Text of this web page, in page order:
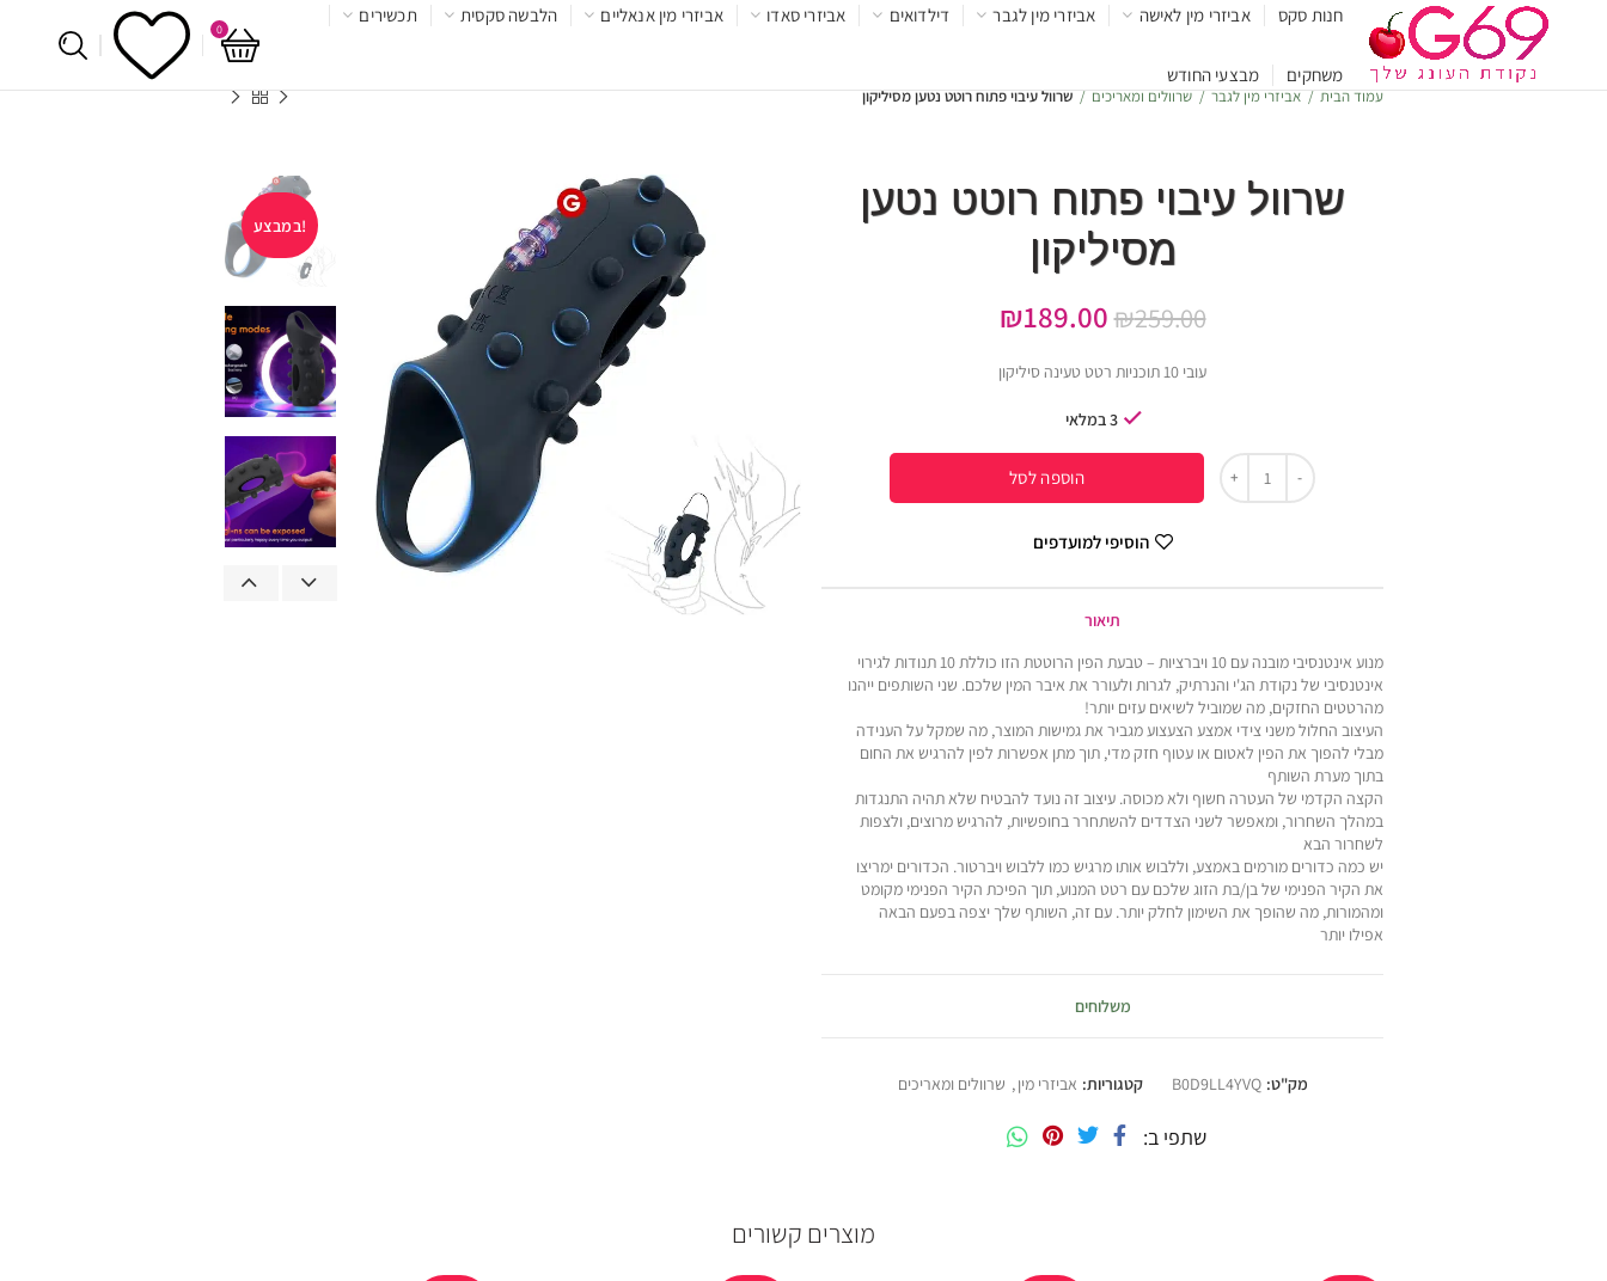
חנות סקס אביזרי מין לאישה אביזרי מין לגבר דילדואים אביזרי סאדו אביזרי מין אנאליים הלבשה סקסית תכשירים
משחקים מבצעי החודש
0
עמוד הבית אביזרי מין לגבר שרוולים ומאריכים שרוול עיבוי פתוח רוטט נטען מסיליקון
במבצע!
שרוול עיבוי פתוח רוטט נטען
מסיליקון
₪259.00
₪189.00
עובי 10 תוכניות רטט טעינה סיליקון
3 במלאי
הוספה לסל
הוסיפי למועדפים
תיאור
מנוע אינטנסיבי מובנה עם 10 ויברציות – טבעת הפין הרוטטת הזו כוללת 10 תנודות לגירוי
אינטנסיבי של נקודת הג'י והנרתיק, לגרות ולעורר את איבר המין שלכם. שני השותפים ייהנו
מהרטטים החזקים, מה שמוביל לשיאים עזים יותר!
העיצוב החלול משני צידי אמצע הצעצוע מגביר את גמישות המוצר, מה שמקל על הענידה
מבלי להפוך את הפין לאטום או עטוף חזק מדי, תוך מתן אפשרות לפין להרגיש את החום
בתוך מערת השותף
הקצה הקדמי של העטרה חשוף ולא מכוסה. עיצוב זה נועד להבטיח שלא תהיה התנגדות
במהלך השחרור, ומאפשר לשני הצדדים להשתחרר בחופשיות, להרגיש מרוצים, ולצפות
לשחרור הבא
יש כמה כדורים מורמים באמצע, וללבוש אותו מרגיש כמו ללבוש ויברטור. הכדורים ימריצו
את הקיר הפנימי של בן/בת הזוג שלכם עם רטט המנוע, תוך הפיכת הקיר הפנימי מקומט
ומהמורות, מה שהופך את השימון לחלק יותר. עם זה, השותף שלך יצפה בפעם הבאה
אפילו יותר
משלוחים
מק"ט: B0D9LL4YVQ קטגוריות: אביזרי מין, שרוולים ומאריכים
שתפי ב
מוצרים קשורים